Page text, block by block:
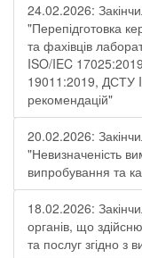
24.02.2026:
"Перепідготовка
та фахівців
ISO/IEC
19011:2019, ДСТУ
рекомендацій"
20.02.2026:
"Невизначеність
випробування та
18.02.2026:
органів, що
та послуг згідно